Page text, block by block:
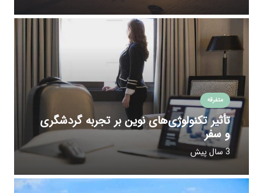
متفرقه
تأثیر تکنولوژی‌های نوین بر تجربه گردشگری
و سفر
3 سال پیش